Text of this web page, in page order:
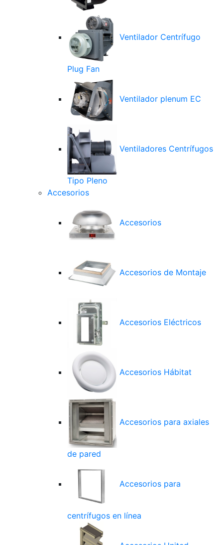
Ventilador Centrífugo
Plug Fan
Ventilador plenum EC
Ventiladores Centrífugos
Tipo Pleno
Accesorios
Accesorios
Accesorios de Montaje
Accesorios Eléctricos
Accesorios Hábitat
Accesorios para axiales
de pared
Accesorios para
centrífugos en línea